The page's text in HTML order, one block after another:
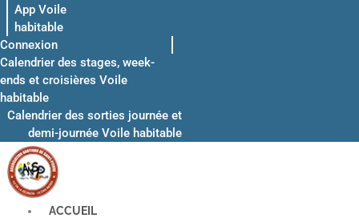
App Voile
habitable
Connexion
Calendrier des stages, week-
ends et croisières Voile
habitable
Calendrier des sorties journée et
demi-journée Voile habitable
ACCUEIL